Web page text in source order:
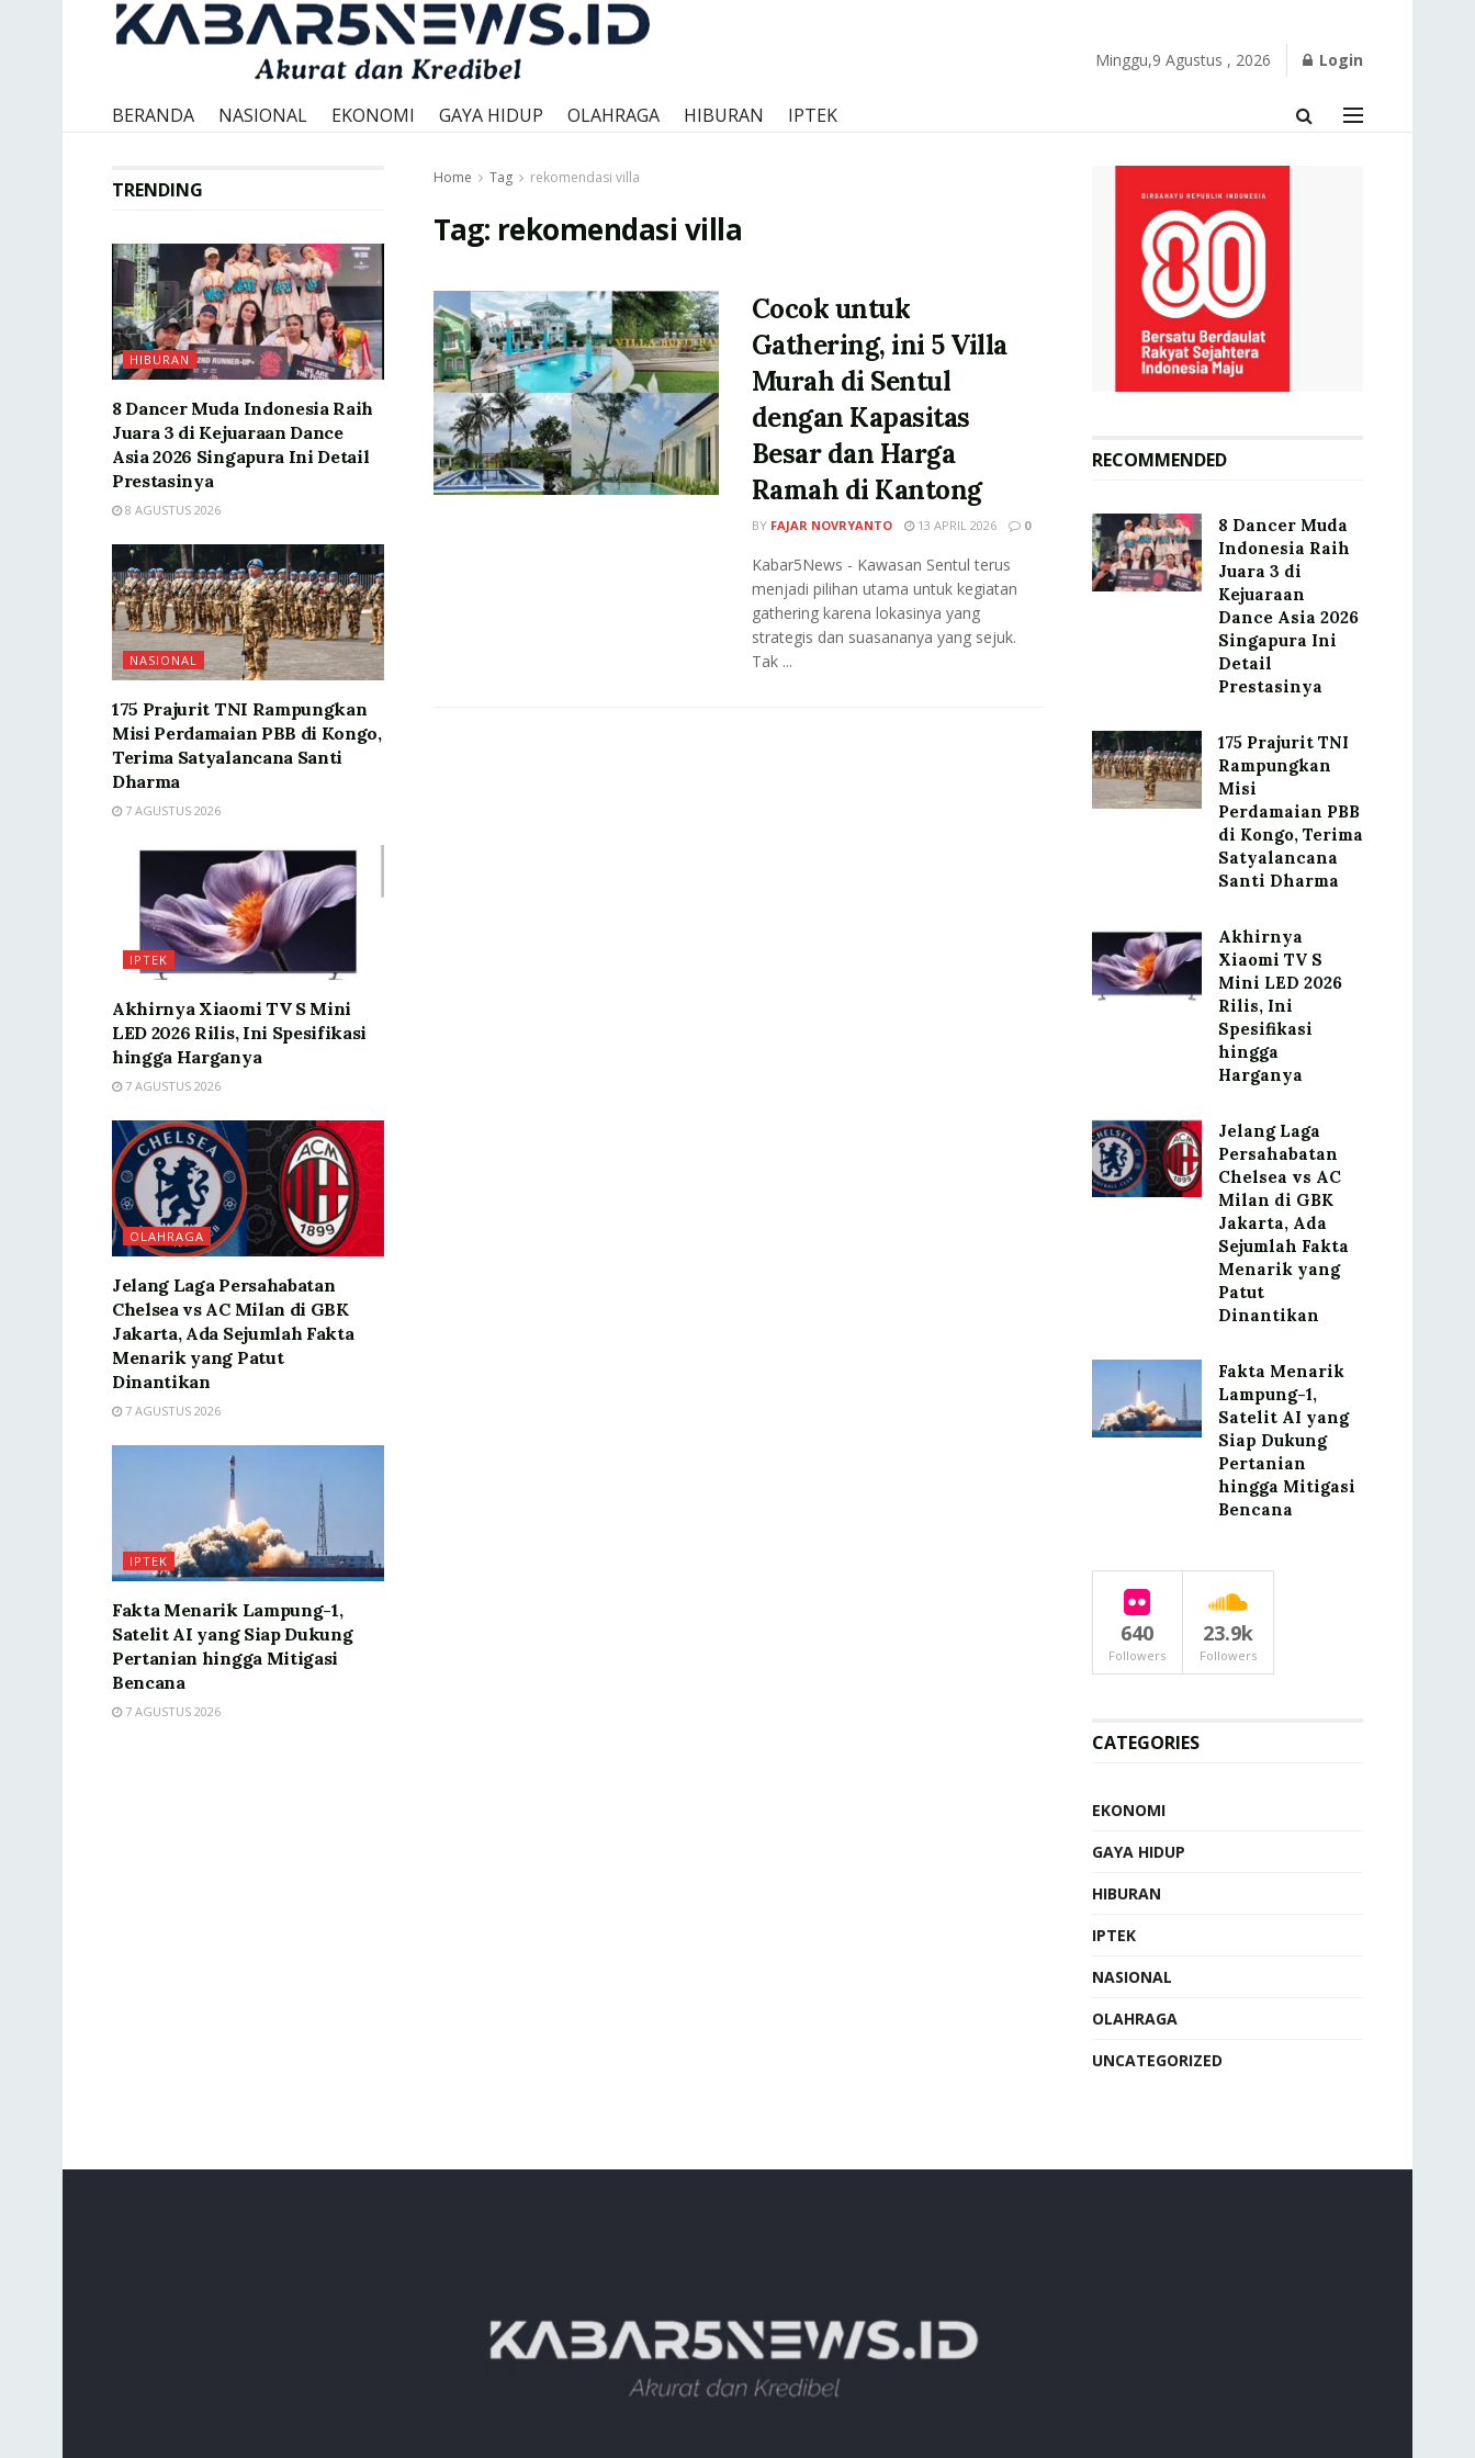
Minggu,9 Agustus , 2026 Login
BERANDA NASIONAL EKONOMI GAYA HIDUP OLAHRAGA HIBURAN IPTEK
Home Tag rekomendasi villa
Tag: rekomendasi villa
Cocok untuk
Gathering, ini 5 Villa
Murah di Sentul
dengan Kapasitas
Besar dan Harga
Ramah di Kantong
BY FAJAR NOVRYANTO 13 APRIL 2026 0
Kabar5News - Kawasan Sentul terus
menjadi pilihan utama untuk kegiatan
gathering karena lokasinya yang
strategis dan suasananya yang sejuk.
Tak ...
TRENDING
HIBURAN
8 Dancer Muda Indonesia Raih
Juara 3 di Kejuaraan Dance
Asia 2026 Singapura Ini Detail
Prestasinya
8 AGUSTUS 2026
NASIONAL
175 Prajurit TNI Rampungkan
Misi Perdamaian PBB di Kongo,
Terima Satyalancana Santi
Dharma
7 AGUSTUS 2026
IPTEK
Akhirnya Xiaomi TV S Mini
LED 2026 Rilis, Ini Spesifikasi
hingga Harganya
7 AGUSTUS 2026
OLAHRAGA
Jelang Laga Persahabatan
Chelsea vs AC Milan di GBK
Jakarta, Ada Sejumlah Fakta
Menarik yang Patut
Dinantikan
7 AGUSTUS 2026
IPTEK
Fakta Menarik Lampung-1,
Satelit AI yang Siap Dukung
Pertanian hingga Mitigasi
Bencana
7 AGUSTUS 2026
RECOMMENDED
8 Dancer Muda
Indonesia Raih
Juara 3 di
Kejuaraan
Dance Asia 2026
Singapura Ini
Detail
Prestasinya
175 Prajurit TNI
Rampungkan
Misi
Perdamaian PBB
di Kongo, Terima
Satyalancana
Santi Dharma
Akhirnya
Xiaomi TV S
Mini LED 2026
Rilis, Ini
Spesifikasi
hingga
Harganya
Jelang Laga
Persahabatan
Chelsea vs AC
Milan di GBK
Jakarta, Ada
Sejumlah Fakta
Menarik yang
Patut
Dinantikan
Fakta Menarik
Lampung-1,
Satelit AI yang
Siap Dukung
Pertanian
hingga Mitigasi
Bencana
640
Followers
23.9k
Followers
CATEGORIES
EKONOMI
GAYA HIDUP
HIBURAN
IPTEK
NASIONAL
OLAHRAGA
UNCATEGORIZED